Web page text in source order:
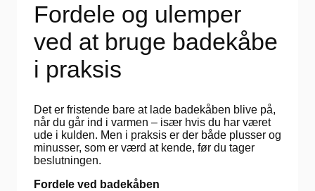
Fordele og ulemper
ved at bruge badekåbe
i praksis
Det er fristende bare at lade badekåben blive på,
når du går ind i varmen – især hvis du har været
ude i kulden. Men i praksis er der både plusser og
minusser, som er værd at kende, før du tager
beslutningen.
Fordele ved badekåben